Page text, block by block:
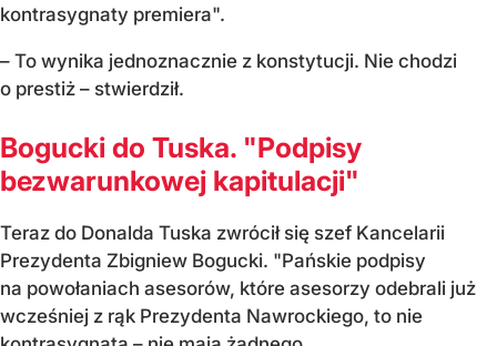
kontrasygnaty premiera".
– To wynika jednoznacznie z konstytucji. Nie chodzi
o prestiż – stwierdził.
Bogucki do Tuska. "Podpisy
bezwarunkowej kapitulacji"
Teraz do Donalda Tuska zwrócił się szef Kancelarii
Prezydenta Zbigniew Bogucki. "Pańskie podpisy
na powołaniach asesorów, które asesorzy odebrali już
wcześniej z rąk Prezydenta Nawrockiego, to nie